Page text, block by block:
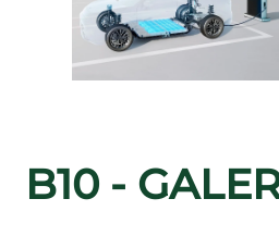
B10 -